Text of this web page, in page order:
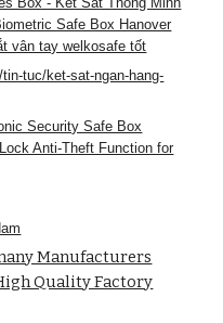
Safe Box Hanover
vân tay welkosafe tốt
tuc/ket-sat-ngan-hang-
Security Safe Box
Anti-Theft Function for
Manufacturers
Quality Factory